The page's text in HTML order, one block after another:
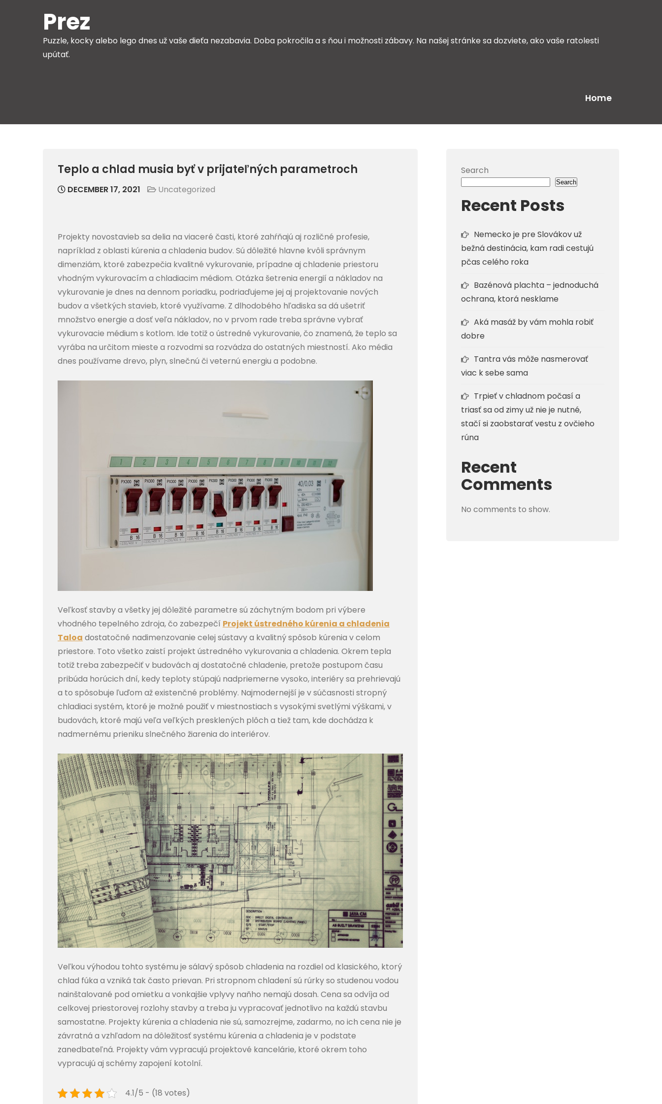
Prez
Puzzle, kocky alebo lego dnes už vaše dieťa nezabavia. Doba pokročila a s ňou i možnosti zábavy. Na našej stránke sa dozviete, ako vaše ratolesti
upútať.
Home
Teplo a chlad musia byť v prijateľných parametroch
DECEMBER 17, 2021 Uncategorized
Projekty novostavieb sa delia na viaceré časti, ktoré zahŕňajú aj rozličné profesie,
napríklad z oblasti kúrenia a chladenia budov. Sú dôležité hlavne kvôli správnym
dimenziám, ktoré zabezpečia kvalitné vykurovanie, prípadne aj chladenie priestoru
vhodným vykurovacím a chladiacim médiom. Otázka šetrenia energií a nákladov na
vykurovanie je dnes na dennom poriadku, podriaďujeme jej aj projektovanie nových
budov a všetkých stavieb, ktoré využívame. Z dlhodobého hľadiska sa dá ušetriť
množstvo energie a dosť veľa nákladov, no v prvom rade treba správne vybrať
vykurovacie médium s kotlom. Ide totiž o ústredné vykurovanie, čo znamená, že teplo sa
vyrába na určitom mieste a rozvodmi sa rozvádza do ostatných miestností. Ako média
dnes používame drevo, plyn, slnečnú či veternú energiu a podobne.
Veľkosť stavby a všetky jej dôležité parametre sú záchytným bodom pri výbere
vhodného tepelného zdroja, čo zabezpečí Projekt ústredného kúrenia a chladenia
Taloa dostatočné nadimenzovanie celej sústavy a kvalitný spôsob kúrenia v celom
priestore. Toto všetko zaistí projekt ústredného vykurovania a chladenia. Okrem tepla
totiž treba zabezpečiť v budovách aj dostatočné chladenie, pretože postupom času
pribúda horúcich dní, kedy teploty stúpajú nadpriemerne vysoko, interiéry sa prehrievajú
a to spôsobuje ľuďom až existenčné problémy. Najmodernejší je v súčasnosti stropný
chladiaci systém, ktoré je možné použiť v miestnostiach s vysokými svetlými výškami, v
budovách, ktoré majú veľa veľkých presklených plôch a tiež tam, kde dochádza k
nadmernému prieniku slnečného žiarenia do interiérov.
Veľkou výhodou tohto systému je sálavý spôsob chladenia na rozdiel od klasického, ktorý
chlad fúka a vzniká tak často prievan. Pri stropnom chladení sú rúrky so studenou vodou
nainštalované pod omietku a vonkajšie vplyvy naňho nemajú dosah. Cena sa odvíja od
celkovej priestorovej rozlohy stavby a treba ju vypracovať jednotlivo na každú stavbu
samostatne. Projekty kúrenia a chladenia nie sú, samozrejme, zadarmo, no ich cena nie je
závratná a vzhľadom na dôležitosť systému kúrenia a chladenia je v podstate
zanedbateľná. Projekty vám vypracujú projektové kancelárie, ktoré okrem toho
vypracujú aj schémy zapojení kotolní.
4.1/5 - (18 votes)
Search
Search
Recent Posts
Nemecko je pre Slovákov už
bežná destinácia, kam radi cestujú
pčas celého roka
Bazénová plachta – jednoduchá
ochrana, ktorá nesklame
Aká masáž by vám mohla robiť
dobre
Tantra vás môže nasmerovať
viac k sebe sama
Trpieť v chladnom počasí a
triasť sa od zimy už nie je nutné,
stačí si zaobstarať vestu z ovčieho
rúna
Recent
Comments
No comments to show.